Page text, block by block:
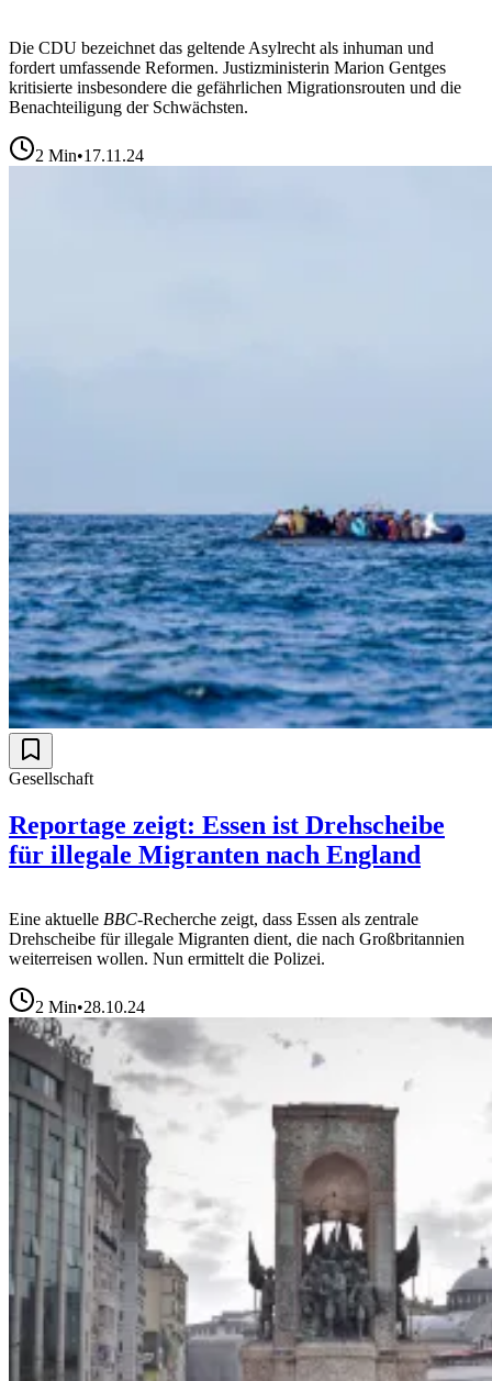
Die CDU bezeichnet das geltende Asylrecht als inhuman und
fordert umfassende Reformen. Justizministerin Marion Gentges
kritisierte insbesondere die gefährlichen Migrationsrouten und die
Benachteiligung der Schwächsten.
2 Min•17.11.24
Gesellschaft
Reportage zeigt: Essen ist Drehscheibe
für illegale Migranten nach England
Eine aktuelle BBC-Recherche zeigt, dass Essen als zentrale
Drehscheibe für illegale Migranten dient, die nach Großbritannien
weiterreisen wollen. Nun ermittelt die Polizei.
2 Min•28.10.24